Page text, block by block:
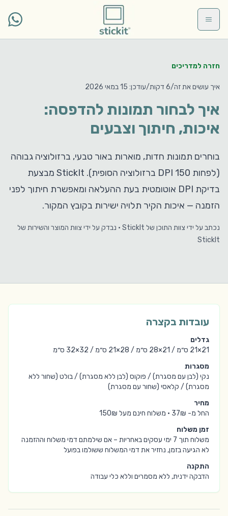
חזרה למדריכים
איך עושים את זה/6 דקות /עודכן: 15 במאי 2026
איך לבחור תמונות להדפסה:
איכות, חיתוך וצבעים
בוחרים תמונות חדות, מוארות באור טבעי, ברזולוציה גבוהה
(לפחות 150 DPI ברזולוציה הסופית). StickIt מבצעת
בדיקת DPI אוטומטית בעת ההעלאה ומאפשרת חיתוך לפני
הזמנה — איכות הקיר תלויה ישירות בקובץ המקור.
נכתב על ידי צוות התוכן של StickIt · נבדק על ידי צוות המוצר והשירות של
StickIt
עובדות בקצרה
גדלים
21×21 ס״מ / 21×28 ס״מ / 28×21 ס״מ / 32×32 ס״מ
מסגרות
נקי (לבן עם מסגרת) / פוקוס (לבן ללא מסגרת) / בולט (שחור ללא
מסגרת) / קלאסי (שחור עם מסגרת)
מחיר
החל מ- 37₪
· משלוח חינם מעל 150₪
זמן משלוח
משלוח תוך 7 ימי עסקים באחריות – אם שילמתם דמי משלוח וההזמנה
לא הגיעה בזמן, נחזיר את דמי המשלוח ששולמו בפועל
התקנה
הדבקה ידנית, ללא מסמרים וללא כלי עבודה